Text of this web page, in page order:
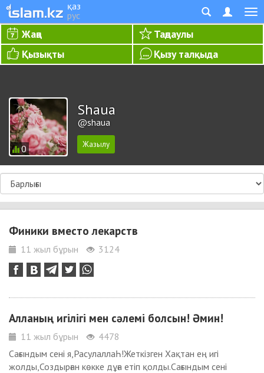
қаз
рус
Жаңа
Таңдаулы
Қызықты
Қызу талқыда
0
Shaua
@shaua
Финики вместо лекарств
11 жыл бұрын 3124
Алланың игілігі мен сәлемі болсын! Әмин!
11 жыл бұрын
4478
Сағындым сені я,РасулаллаҺ!Жеткізген Хақтан ең игі
жолды,Создырған көкке дұға етіп қолды.Сағындым сені